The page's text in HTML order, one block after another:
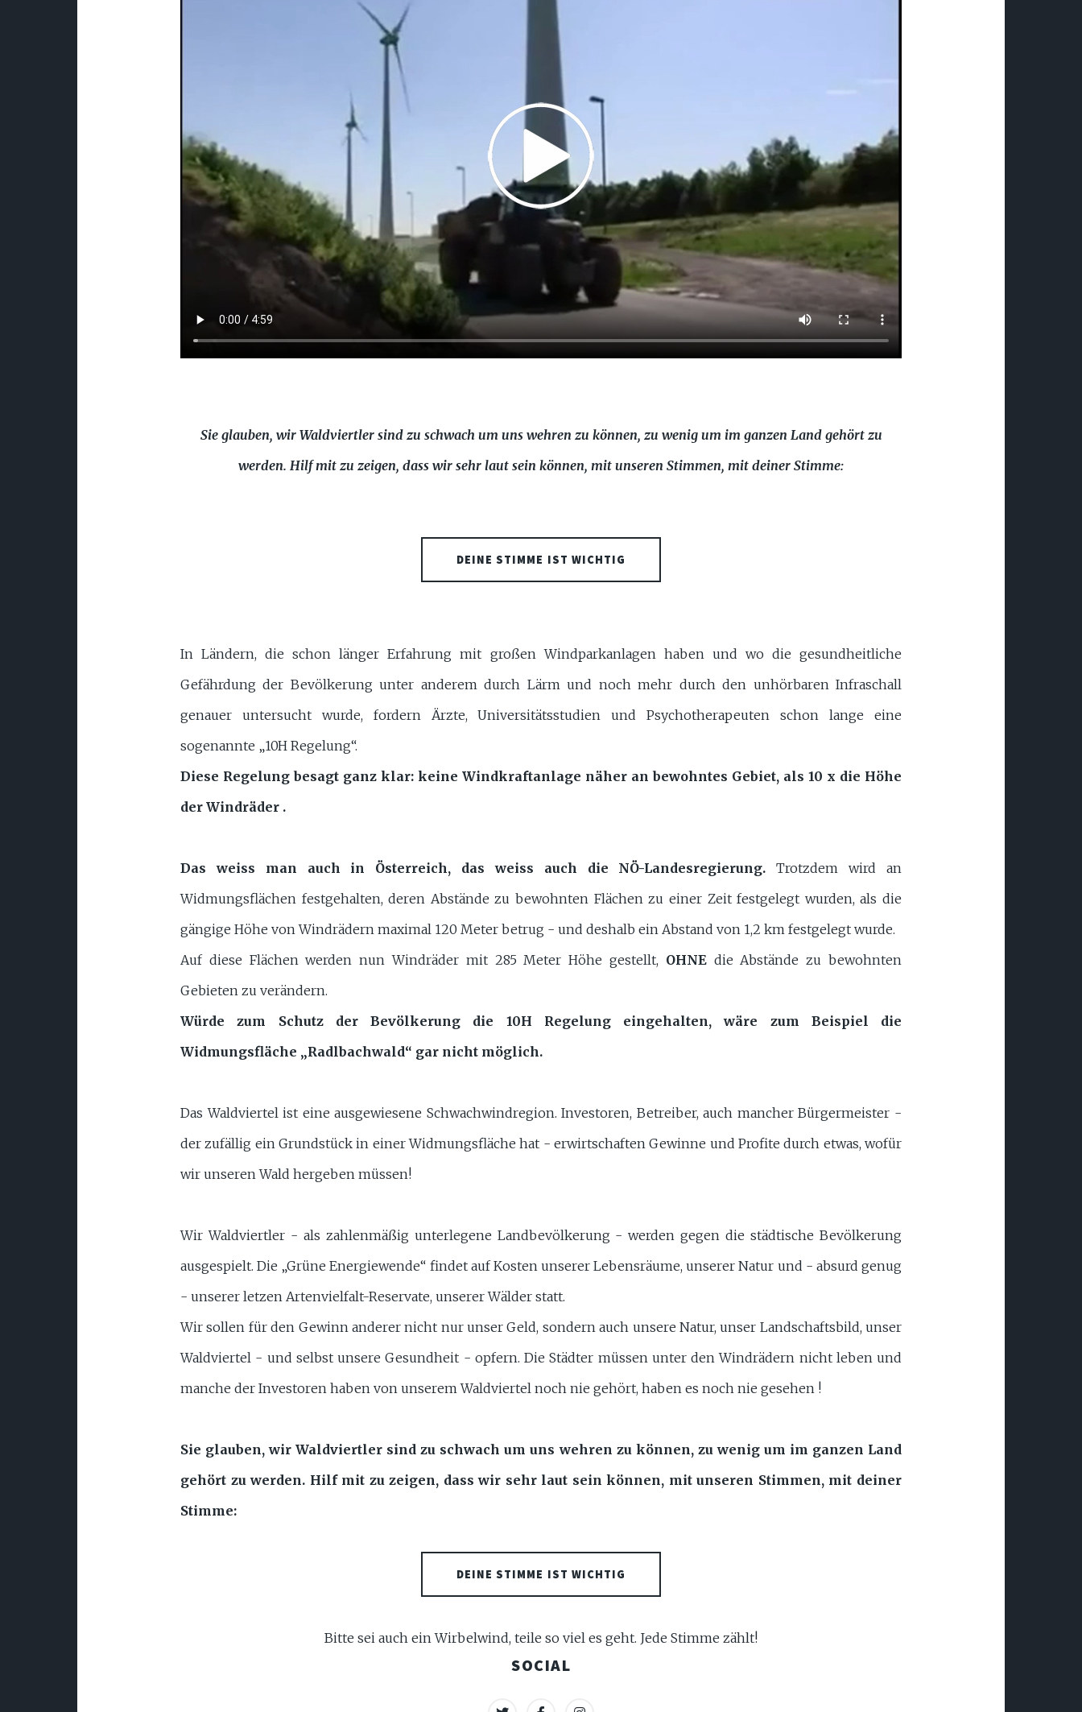
Sie glauben, wir Waldviertler sind zu schwach um uns wehren zu können, zu wenig um im ganzen Land gehört zu
werden. Hilf mit zu zeigen, dass wir sehr laut sein können, mit unseren Stimmen, mit deiner Stimme:
DEINE STIMME IST WICHTIG
In Ländern, die schon länger Erfahrung mit großen Windparkanlagen haben und wo die gesundheitliche
Gefährdung der Bevölkerung unter anderem durch Lärm und noch mehr durch den unhörbaren Infraschall
genauer untersucht wurde, fordern Ärzte, Universitätsstudien und Psychotherapeuten schon lange eine
sogenannte „10H Regelung“.
Diese Regelung besagt ganz klar: keine Windkraftanlage näher an bewohntes Gebiet, als 10 x die Höhe
der Windräder .
Das weiss man auch in Österreich, das weiss auch die NÖ-Landesregierung. Trotzdem wird an
Widmungsflächen festgehalten, deren Abstände zu bewohnten Flächen zu einer Zeit festgelegt wurden, als die
gängige Höhe von Windrädern maximal 120 Meter betrug - und deshalb ein Abstand von 1,2 km festgelegt wurde.
Auf diese Flächen werden nun Windräder mit 285 Meter Höhe gestellt, OHNE die Abstände zu bewohnten
Gebieten zu verändern.
Würde zum Schutz der Bevölkerung die 10H Regelung eingehalten, wäre zum Beispiel die
Widmungsfläche „Radlbachwald“ gar nicht möglich.
Das Waldviertel ist eine ausgewiesene Schwachwindregion. Investoren, Betreiber, auch mancher Bürgermeister -
der zufällig ein Grundstück in einer Widmungsfläche hat - erwirtschaften Gewinne und Profite durch etwas, wofür
wir unseren Wald hergeben müssen!
Wir Waldviertler - als zahlenmäßig unterlegene Landbevölkerung - werden gegen die städtische Bevölkerung
ausgespielt. Die „Grüne Energiewende“ findet auf Kosten unserer Lebensräume, unserer Natur und - absurd genug
- unserer letzen Artenvielfalt-Reservate, unserer Wälder statt.
Wir sollen für den Gewinn anderer nicht nur unser Geld, sondern auch unsere Natur, unser Landschaftsbild, unser
Waldviertel - und selbst unsere Gesundheit - opfern. Die Städter müssen unter den Windrädern nicht leben und
manche der Investoren haben von unserem Waldviertel noch nie gehört, haben es noch nie gesehen !
Sie glauben, wir Waldviertler sind zu schwach um uns wehren zu können, zu wenig um im ganzen Land
gehört zu werden. Hilf mit zu zeigen, dass wir sehr laut sein können, mit unseren Stimmen, mit deiner
Stimme:
DEINE STIMME IST WICHTIG
Bitte sei auch ein Wirbelwind, teile so viel es geht. Jede Stimme zählt!
SOCIAL